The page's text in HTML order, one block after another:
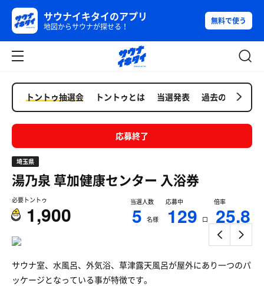
サウナイキタイのアプリ
地図からサウナが探せる！
無料で使う
トントゥ抽選会 トントゥとは 当選発表 過去の抽選会
応募終了
埼玉県
湯乃泉 草加健康センター 入浴券
必要トントゥ
1,900
当選人数
5 名様
応募中
129 口
倍率
25.8
サウナ室、水風呂、外気浴、草津露天風呂が屋外にあり一つのパ
ッケージとなっている事が特徴です。